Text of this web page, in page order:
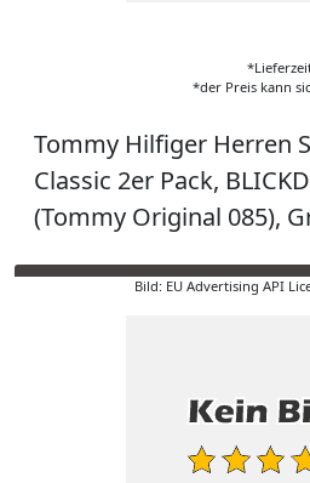
*der Preis kann
Tommy Hilfiger Herren
Classic 2er Pack,
(Tommy Original 085),
Bild: EU Advertising API